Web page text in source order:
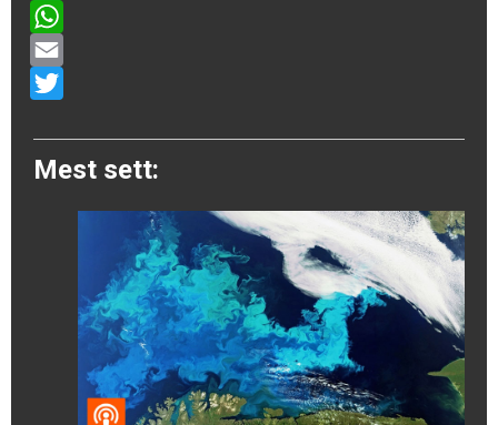
Messenger
WhatsApp
Email
Mest sett: